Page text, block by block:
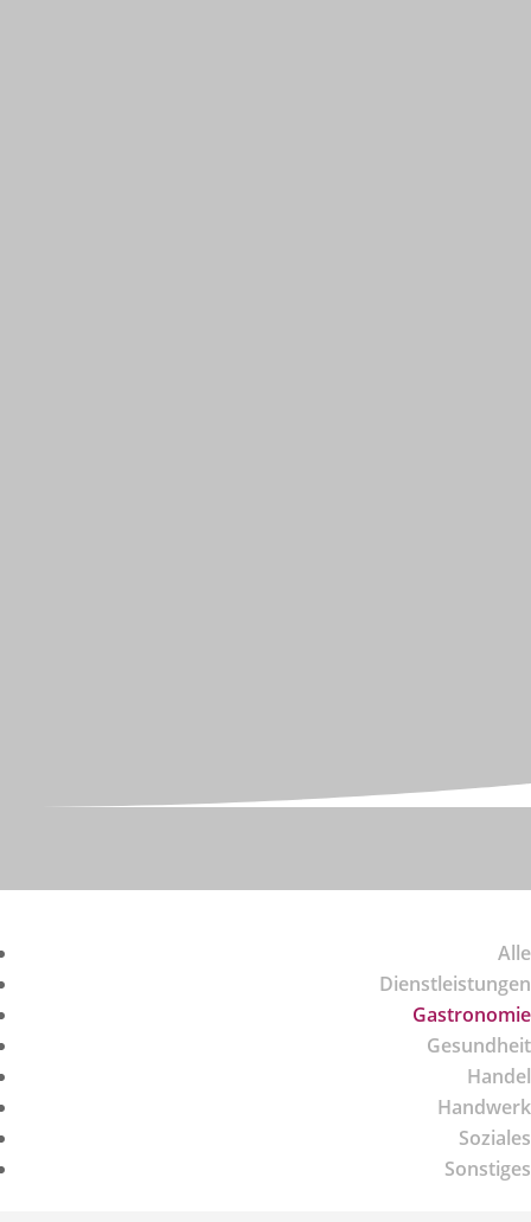
Alle
Dienstleistungen
Gastronomie
Gesundheit
Handel
Handwerk
Soziales
Sonstiges